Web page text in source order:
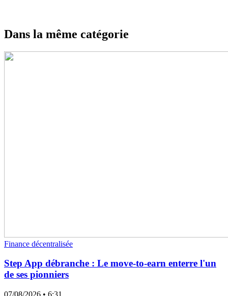
Dans la même catégorie
Finance décentralisée
Step App débranche : Le move-to-earn enterre l'un
de ses pionniers
07/08/2026 • 6:31